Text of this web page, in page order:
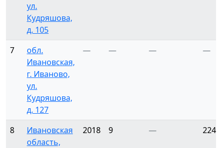
ул.
Кудряшова,
д. 105
7
обл.
Ивановская,
г. Иваново,
ул.
Кудряшова,
д. 127
— — — —
8
Ивановская
область,
2018 9 — 224